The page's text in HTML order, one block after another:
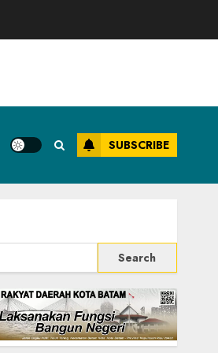
SUBSCRIBE